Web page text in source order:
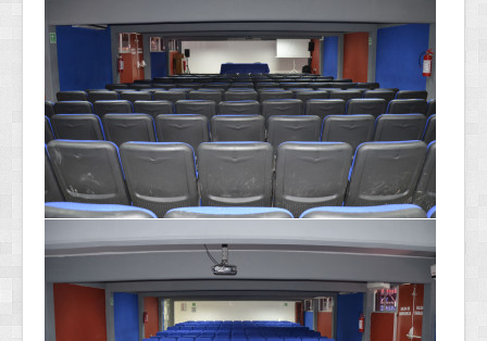
Perfil de Egreso
Nucleo Académico
LIES
Infraestructura